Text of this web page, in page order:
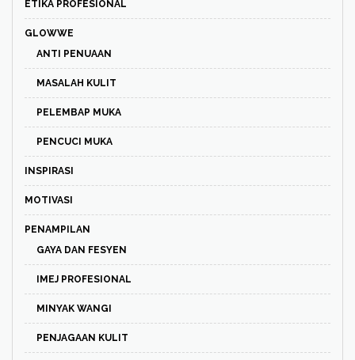
ETIKA PROFESIONAL
GLOWWE
ANTI PENUAAN
MASALAH KULIT
PELEMBAP MUKA
PENCUCI MUKA
INSPIRASI
MOTIVASI
PENAMPILAN
GAYA DAN FESYEN
IMEJ PROFESIONAL
MINYAK WANGI
PENJAGAAN KULIT